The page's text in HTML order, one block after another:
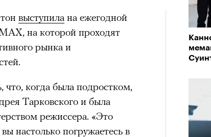
выступила на ежегодной
на которой проходят
рынка и
что, когда была подростком,
Тарковского и была
режиссера. «Это
настолько погружаетесь в
«РБК Стиль»
Труиля
голливудские левые и черный
Чем
и
сезон
историю канзасского
команде, многие
прощание. Но не
оптикой и написала